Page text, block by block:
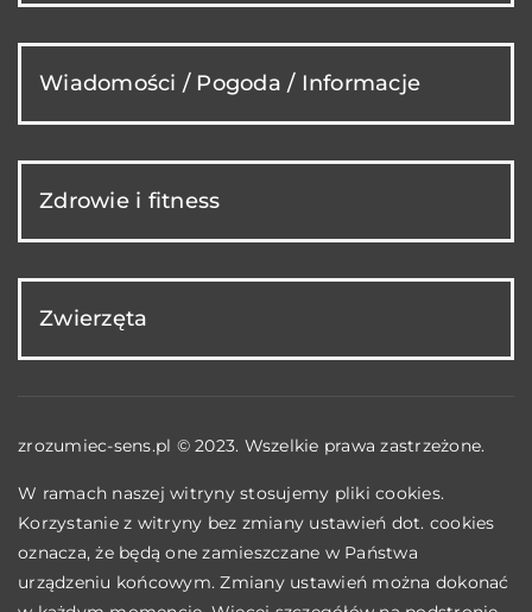
Wiadomości / Pogoda / Informacje
Zdrowie i fitness
Zwierzęta
zrozumiec-sens.pl © 2023. Wszelkie prawa zastrzeżone.
W ramach naszej witryny stosujemy pliki cookies.
Korzystanie z witryny bez zmiany ustawień dot. cookies
oznacza, że będą one zamieszczane w Państwa
urządzeniu końcowym. Zmiany ustawień można dokonać